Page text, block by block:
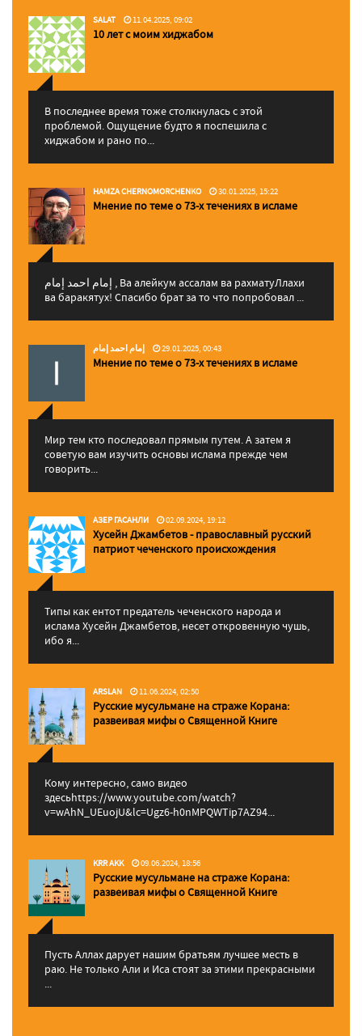
SALAT 11.04.2025, 09:02
10 лет с моим хиджабом
В последнее время тоже столкнулась с этой
проблемой. Ощущение будто я поспешила с
хиджабом и рано по...
HAMZA CHERNOMORCHENKO 30.01.2025, 15:22
Мнение по теме о 73-х течениях в исламе
إمام احمد إمام , Ва алейкум ассалам ва рахматуЛлахи
ва баракятух! Спасибо брат за то что попробовал ...
إمام احمد إمام 29.01.2025, 00:43
Мнение по теме о 73-х течениях в исламе
Мир тем кто последовал прямым путем. А затем я
советую вам изучить основы ислама прежде чем
говорить...
АЗЕР ГАСАНЛИ 02.09.2024, 19:12
Хусейн Джамбетов - православный русский
патриот чеченского происхождения
Типы как ентот предатель чеченского народа и
ислама Хусейн Джамбетов, несет откровенную чушь,
ибо я...
ARSLAN 11.06.2024, 02:50
Русские мусульмане на страже Корана:
pазвеивая мифы о Священной Книге
Кому интересно, само видео
здесьhttps://www.youtube.com/watch?
v=wAhN_UEuojU&lc=Ugz6-h0nMPQWTip7AZ94...
KRR AKK 09.06.2024, 18:56
Русские мусульмане на страже Корана:
pазвеивая мифы о Священной Книге
Пусть Аллах дарует нашим братьям лучшее месть в
раю. Не только Али и Иса стоят за этими прекрасными
...